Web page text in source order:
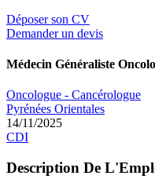
Déposer son CV
Demander un devis
Médecin Généraliste
Oncologue - Cancérologue
Pyrénées Orientales
14/11/2025
CDI
Description De